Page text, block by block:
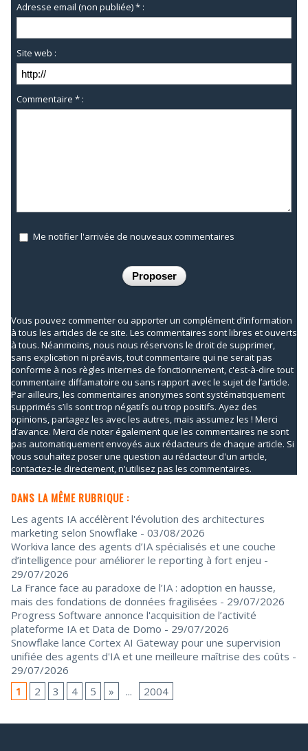
Adresse email (non publiée) * :
Site web :
Commentaire * :
Me notifier l'arrivée de nouveaux commentaires
Vous pouvez commenter ou apporter un complément d’information
à tous les articles de ce site. Les commentaires sont libres et ouverts
à tous. Néanmoins, nous nous réservons le droit de supprimer,
sans explication ni préavis, tout commentaire qui ne serait pas
conforme à nos règles internes de fonctionnement, c'est-à-dire tout
commentaire diffamatoire ou sans rapport avec le sujet de l’article.
Par ailleurs, les commentaires anonymes sont systématiquement
supprimés s’ils sont trop négatifs ou trop positifs. Ayez des
opinions, partagez les avec les autres, mais assumez les ! Merci
d’avance. Merci de noter également que les commentaires ne sont
pas automatiquement envoyés aux rédacteurs de chaque article. Si
vous souhaitez poser une question au rédacteur d'un article,
contactez-le directement, n'utilisez pas les commentaires.
DANS LA MÊME RUBRIQUE :
Les agents IA accélèrent l'évolution des architectures
marketing selon Snowflake - 03/08/2026
Workiva lance des agents d’IA spécialisés et une couche
d’intelligence pour améliorer le reporting à fort enjeu -
29/07/2026
La France face au paradoxe de l’IA : adoption en hausse,
mais des fondations de données fragilisées - 29/07/2026
Progress Software annonce l'acquisition de l’activité
plateforme IA et Data de Domo - 29/07/2026
Snowflake lance Cortex AI Gateway pour une supervision
unifiée des agents d'IA et une meilleure maîtrise des coûts -
29/07/2026
1
2 3 4 5 » ... 2004